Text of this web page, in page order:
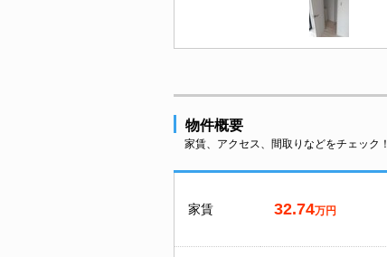
物件概要
家賃、アクセス、間取りなどをチェック！
家賃 32.74万円